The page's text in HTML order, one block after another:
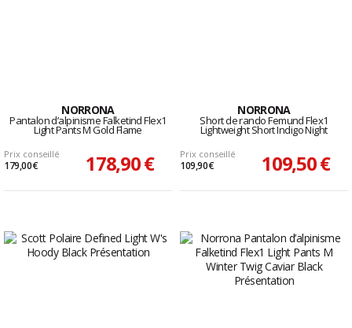
NORRONA
Pantalon d’alpinisme Falketind Flex1
Light Pants M Gold Flame
Prix conseillé
179,00 € 178,90 €
NORRONA
Short de rando Femund Flex1
Lightweight Short Indigo Night
Prix conseillé
109,90 € 109,50 €